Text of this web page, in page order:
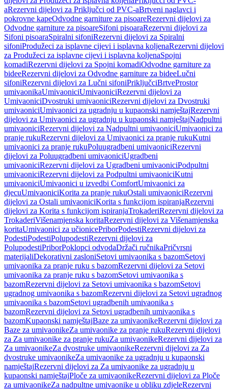
aRezervni dijelovi za Priključci od PVC-aBrtveni naglavci i
pokrovne kapeOdvodne garniture za pisoareRezervni dijelovi za
Odvodne garniture za pisoareSifoni pisoaraRezervni dijelovi za
Sifoni pisoaraSpiralni sifoniRezervni dijelovi za Spiralni
sifoniProdužeci za isplavne cijevi i isplavna koljenaRezervni dijelovi
za Produžeci za isplavne cijevi i isplavna koljenaSpojni
komadiRezervni dijelovi za Spojni komadiOdvodne garniture za
bideeRezervni dijelovi za Odvodne garniture za bideeLučni
sifoniRezervni dijelovi za Lučni sifoniPriključciBrtveProstor
umivaonikaUmivaoniciUmivaoniciRezervni dijelovi za
UmivaoniciDvostruki umivaoniciRezervni dijelovi za Dvostruki
umivaoniciUmivaonici za ugradnju u kupaonski namještajRezervni
dijelovi za Umivaonici za ugradnju u kupaonski namještajNadpultni
umivaoniciRezervni dijelovi za Nadpultni umivaoniciUmivaonici za
pranje rukuRezervni dijelovi za Umivaonici za pranje rukuKutni
umivaonici za pranje rukuPoluugradbeni umivaoniciRezervni
dijelovi za Poluugradbeni umivaoniciUgradbeni
umivaoniciRezervni dijelovi za Ugradbeni umivaoniciPodpultni
umivaoniciRezervni dijelovi za Podpultni umivaoniciKutni
umivaoniciUmivaonici u izvedbi ComfortUmivaonici za
djecuUmivaoniciKorita za pranje rukuOstali umivaoniciRezervni
dijelovi za Ostali umivaoniciKorita s funkcijom ispiranjaRezervni
dijelovi za Korita s funkcijom ispiranjaTrokaderiRezervni dijelovi za
TrokaderiVišenamjenska koritaRezervni dijelovi za Višenamjenska
koritaUmivaonici za učionicePriborPodestiRezervni dijelovi za
PodestiPodestiPolupodestiRezervni dijelovi za
PolupodestiPriborPoklopci odvodaDržači ručnikaPričvrsni
materijaliDekorativni zasloniSetovi umivaonika s bazomSetovi
umivaonika za pranje ruku s bazomRezervni dijelovi za Setovi
umivaonika za pranje ruku s bazomSetovi umivaonika s
bazomRezervni dijelovi za Setovi umivaonika s bazomSetovi
ugradnog umivaonika s bazomRezervni dijelovi za Setovi ugradnog
umivaonika s bazomSetovi ugradbenih umivaonika s
bazomRezervni dijelovi za Setovi ugradbenih umivaonika s
bazomKupaonski namještajBaze za umivaonikeRezervni dijelovi za
Baze za umivaonikeZa umivaonike za pranje rukuRezervni dijelovi
za Za umivaonike za pranje rukuZa umivaonikeRezervni dijelovi za
Za umivaonikeZa dvostruke umivaonikeRezervni dijelovi za Za
dvostruke umivaonikeZa umivaonike za ugradnju u kupaonski
namještajRezervni dijelovi za Za umivaonike za ugradnju u
kupaonski namještajPloče za umivaonikeRezervni dijelovi za Ploče
za umivaonikeZa nadpultne umivaonike u obliku zdjeleRezervni